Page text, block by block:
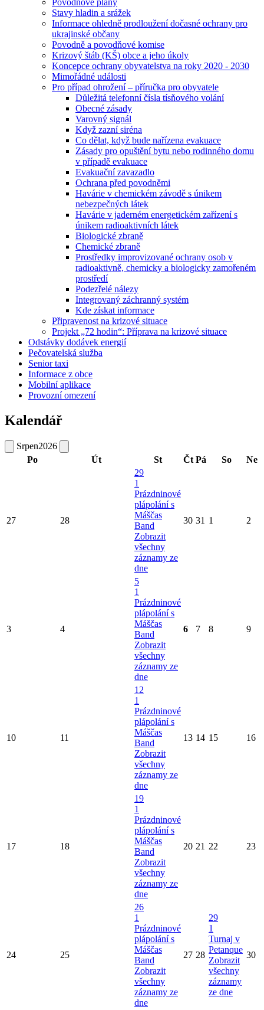
Povodňové plány
Stavy hladin a srážek
Informace ohledně prodloužení dočasné ochrany pro
ukrajinské občany
Povodně a povodňové komise
Krizový štáb (KŠ) obce a jeho úkoly
Koncepce ochrany obyvatelstva na roky 2020 - 2030
Mimořádné události
Pro případ ohrožení – příručka pro obyvatele
Důležitá telefonní čísla tísňového volání
Obecné zásady
Varovný signál
Když zazní siréna
Co dělat, když bude nařízena evakuace
Zásady pro opuštění bytu nebo rodinného domu
v případě evakuace
Evakuační zavazadlo
Ochrana před povodněmi
Havárie v chemickém závodě s únikem
nebezpečných látek
Havárie v jaderném energetickém zařízení s
únikem radioaktivních látek
Biologické zbraně
Chemické zbraně
Prostředky improvizované ochrany osob v
radioaktivně, chemicky a biologicky zamořeném
prostředí
Podezřelé nálezy
Integrovaný záchranný systém
Kde získat informace
Připravenost na krizové situace
Projekt „72 hodin“: Příprava na krizové situace
Odstávky dodávek energií
Pečovatelská služba
Senior taxi
Informace z obce
Mobilní aplikace
Provozní omezení
Kalendář
Srpen2026
Po
Út St Čt Pá So Ne
27 28
29
1
Prázdninové
plápolání s
Máščas
Band
Zobrazit
všechny
záznamy ze
dne
30 31 1 2
3 4
5
1
Prázdninové
plápolání s
Máščas
Band
Zobrazit
všechny
záznamy ze
dne
6 7 8 9
10 11
12
1
Prázdninové
plápolání s
Máščas
Band
Zobrazit
všechny
záznamy ze
dne
13 14 15 16
17 18
19
1
Prázdninové
plápolání s
Máščas
Band
Zobrazit
všechny
záznamy ze
dne
20 21 22 23
24 25
26
1
Prázdninové
plápolání s
Máščas
Band
Zobrazit
všechny
záznamy ze
dne
27 28
29
1
Turnaj v
Petanque
Zobrazit
všechny
záznamy
ze dne
30